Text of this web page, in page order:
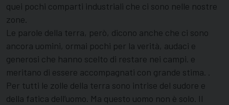
quei pochi comparti industriali che ci sono nelle nostre
zone.
Le parole della terra, però, dicono anche che ci sono
ancora uomini, ormai pochi per la verità, audaci e
generosi che hanno scelto di restare nei campi. e
meritano di essere accompagnati con grande stima. .
Per tutti le zolle della terra sono intrise del sudore e
della fatica dell’uomo. Ma questo uomo non è solo. Il